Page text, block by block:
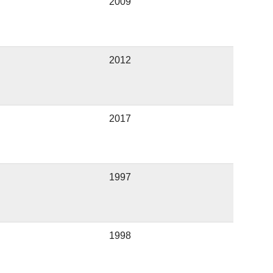
2012
2017
1997
1998